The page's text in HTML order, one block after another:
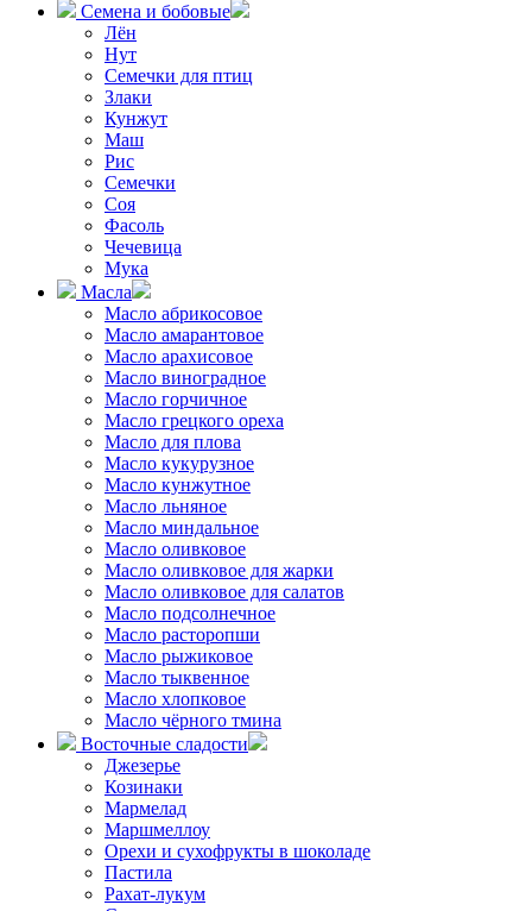
Семена и бобовые
Лён
Нут
Семечки для птиц
Злаки
Кунжут
Маш
Рис
Семечки
Соя
Фасоль
Чечевица
Мука
Масла
Масло абрикосовое
Масло амарантовое
Масло арахисовое
Масло виноградное
Масло горчичное
Масло грецкого ореха
Масло для плова
Масло кукурузное
Масло кунжутное
Масло льняное
Масло миндальное
Масло оливковое
Масло оливковое для жарки
Масло оливковое для салатов
Масло подсолнечное
Масло расторопши
Масло рыжиковое
Масло тыквенное
Масло хлопковое
Масло чёрного тмина
Восточные сладости
Джезерье
Козинаки
Мармелад
Маршмеллоу
Орехи и сухофрукты в шоколаде
Пастила
Рахат-лукум